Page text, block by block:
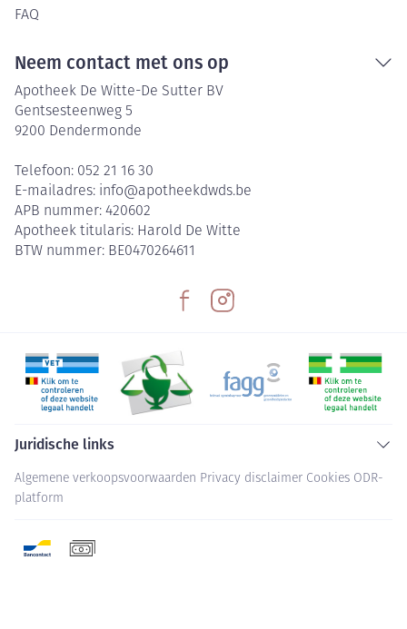
FAQ
Neem contact met ons op
Apotheek De Witte-De Sutter BV
Gentsesteenweg 5
9200 Dendermonde
Telefoon: 052 21 16 30
E-mailadres: info@apotheekdwds.be
APB nummer: 420602
Apotheek titularis: Harold De Witte
BTW nummer: BE0470264611
Juridische links
Algemene verkoopsvoorwaarden Privacy disclaimer Cookies ODR-
platform